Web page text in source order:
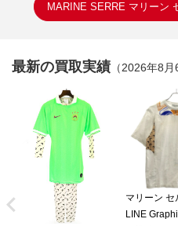
MARINE SERRE マリーン
最新の買取実績 （2026年8月
マリーン セ
LINE
